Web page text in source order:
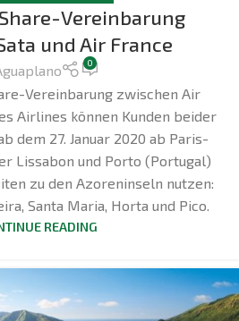
Vereinbarung
und Air France
0
Vereinbarung zwischen Air
Airlines können Kunden beider
dem 27. Januar 2020 ab Paris-
Lissabon und Porto (Portugal)
zu den Azoreninseln nutzen:
Santa Maria, Horta und Pico.
READING